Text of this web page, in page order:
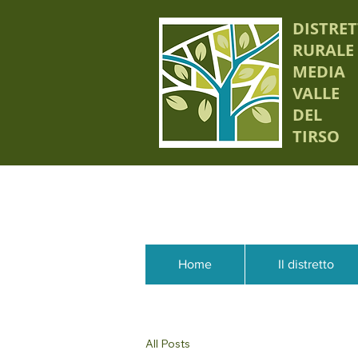
RURALE
MEDIA
VALLE
DEL
TIRSO
Home Il distretto
All Posts